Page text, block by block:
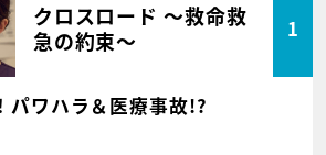
クロスロード ～救命救
急の約束～
1
ワハラ＆医療事故!?